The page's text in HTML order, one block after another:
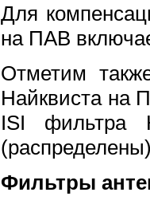
Для
на ПАВ
Отметим
Найквиста на
ISI фильтра
Фильтры